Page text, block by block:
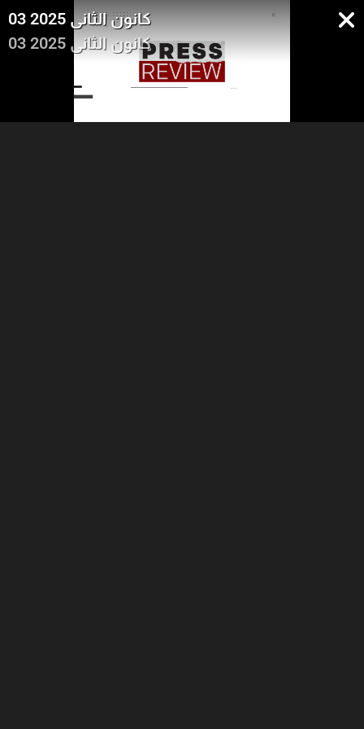
03 2025 كانون الثاني
03 2025 كانون الثاني